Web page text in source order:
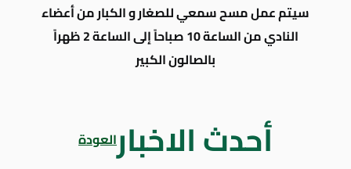
سيتم عمل مسح سمعي للصغار و الكبار من أعضاء
النادي من الساعة 10 صباحاً إلى الساعة 2 ظهراً
بالصالون الكبير
أحدث الاخبارالعودة